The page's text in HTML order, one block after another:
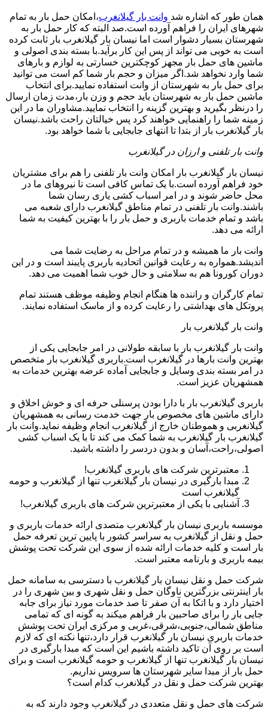
همان طور که اشاره شد وانت بار گیلانغرب،امکان حمل بار به تمام
شهرهای ایران را فراهم آورده است.صد البته که کار حمل بار به
شهرستان بسیار دشوار است اما نیسان بار گیلانغرب بار ثابت کرده
است به خوبی می تواند از پس این کار برآید.با بسته بندی اصولی و
ماشین های حمل بار مجهز کوچکترین خسارتی به لوازم و بارهای
شما وارد نخواهد شد.اگر میزان و حجم بار شما کم است می توانید
برای حمل بار به شهرستان از وانت استفاده نمایید.برای انتخاب
ماشین حمل بار به شهرستان باید حجم و وزن بار،مدت زمان ارسال
را درنظر بگیرید و بهترین گزینه را انتخاب نمایید.مشاوران ما در این
زمینه شما را راهنمایی خواهند کرد پس خیالتان راحت باشد.نیسان
بار گیلانغرب بار از بتدا تا انتهای جابجایی با شما خواهد بود.
وانت بار تلفنی و ارزان در گیلانغرب
نیسان بار گیلانغرب بار امکان وانت بار تلفنی را هم برای مشتریان
خود فراهم آورده است.با یک تماس کافی است تا نیروهای ما در
محل حاضر شوند و در امر اسباب کشی یاری رسان شما
باشند.وانت بار تلفنی در تمام مناطق گیلانغرب دارای شعبه می
باشد و تمام خدمات باربری و حمل بار را با بهترین کیفیت به شما
ارائه می دهد.
وانت بار ما همیشه و در تمام مراحل به رضایت شما می
اندیشد.همواره به رعایت قوانین اتحادیه باربری پایبند است و در این
دوران کورونا هم به سلامتی و حال خوب شما اهمیت می دهد.
تمام کارگران و راننده ها هنگام انجام وظیفه موظف هستند تمام
پروتکل های بهداشتی را رعایت کرده و از ماسک استفاده نمایند.
وانت بار گیلانغرب بار
وانت بار گیلانغرب بار با سابقه طولانی در امر جابجایی یکی از
بهترین وانت بارها در گیلانغرب است.باربری گیلانغرب بار متخصص
در امر بسته بندی وسایل و جابجایی آماده عرضه بهترین خدمات به
همشهریان عزیز است.
باربری گیلانغرب بار با دارا بودن پرسنلی حرفه ای و خوش اخلاق و
دارای ماشین های مخصوص بار جهت خدمت رسانی به همشهریان
گیلانغربی و هموطنان خارج از گیلانغرب انجام وظیفه نماید.وانت بار
گیلانغرب بار گیلانغرب به شما کمک می کند تا با یک اسباب کشی
اصولی،راحت،آسان و بدون دردسر را داشته باشید.
معتبرترین شرکت های باربری گیلانغرب!
مبدا بارگیری در نیسان بار گیلانغرب تنها از گیلانغرب و حومه
گیلانغرب است
آشنایی با یکی از معتبرترین شرکت های باربری گیلانغرب!
موسسه باربری نیسان بار گیلانغرب متصدی ارائه خدمات باربری و
حمل و نقل از گیلانغرب به سراسر کشور با پایین ترین تعرفه حمل
بار است و کلیه خدمات ارائه شده از سوی این شرکت تحت پوشش
بیمه باربری و بارنامه معتبر است.
شرکت حمل و نقل نیسان بار گیلانغرب با دسترسی به سامانه حمل
بار اینترنتی بزرگترین ناوگان حمل و نقل شهری و بین شهری را در
اختیار دارد و با اتکا به آن صفر تا صد خدمات مورد نیاز برای جابه
جایی بار را برای صاحبین بار فراهم میکند به گونه ای که تمامی
مناطق شمالی،جنوبی،شرقی،غربی و مرکزی ایران تحت پوشش
خدمات باربری نیسان بار گیلانغرب قرار دارد،تنها نکته ای که لازم
است بر روی آن تاکید داشته باشیم این است که مبدا بارگیری در
نیسان بار گیلانغرب تنها از گیلانغرب و حومه گیلانغرب است و برای
حمل بار از مبدا سایر شهرستان ها سرویس نداریم.
بهترین شرکت حمل و نقل در گیلانغرب کدام است؟
شرکت های حمل و نقل متعددی در گیلانغرب وجود دارند که به